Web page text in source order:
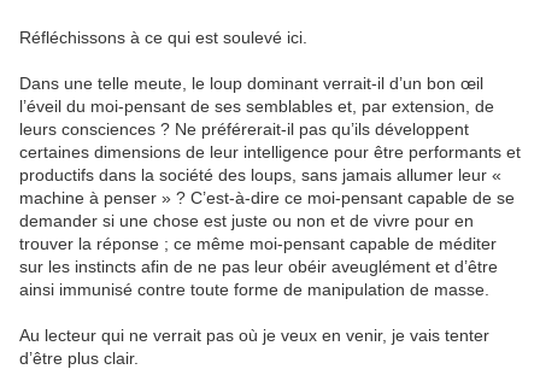
Réfléchissons à ce qui est soulevé ici.
Dans une telle meute, le loup dominant verrait-il d’un bon œil
l’éveil du moi-pensant de ses semblables et, par extension, de
leurs consciences ? Ne préférerait-il pas qu’ils développent
certaines dimensions de leur intelligence pour être performants et
productifs dans la société des loups, sans jamais allumer leur «
machine à penser » ? C’est-à-dire ce moi-pensant capable de se
demander si une chose est juste ou non et de vivre pour en
trouver la réponse ; ce même moi-pensant capable de méditer
sur les instincts afin de ne pas leur obéir aveuglément et d’être
ainsi immunisé contre toute forme de manipulation de masse.
Au lecteur qui ne verrait pas où je veux en venir, je vais tenter
d’être plus clair.